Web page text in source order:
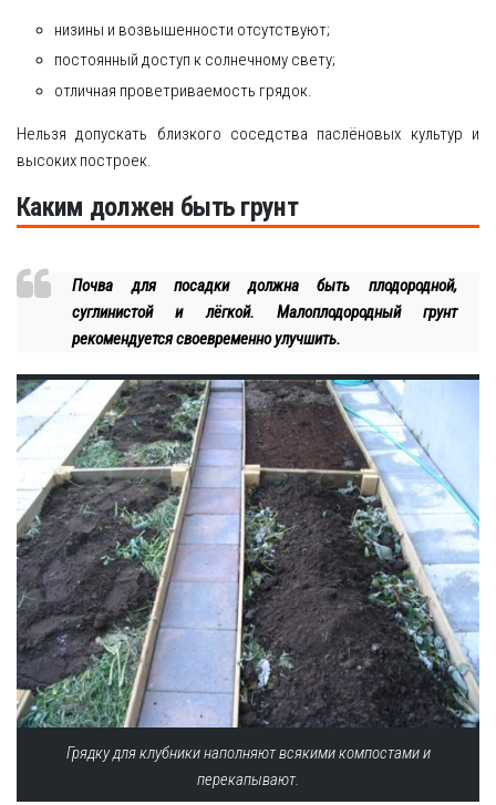
низины и возвышенности отсутствуют;
постоянный доступ к солнечному свету;
отличная проветриваемость грядок.
Нельзя допускать близкого соседства паслёновых культур и
высоких построек.
Каким должен быть грунт
Почва для посадки должна быть плодородной,
суглинистой и лёгкой. Малоплодородный грунт
рекомендуется своевременно улучшить.
Грядку для клубники наполняют всякими компостами и
перекапывают.